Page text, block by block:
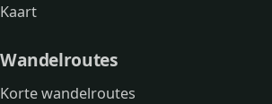
Kaart
Wandelroutes
Korte wandelroutes